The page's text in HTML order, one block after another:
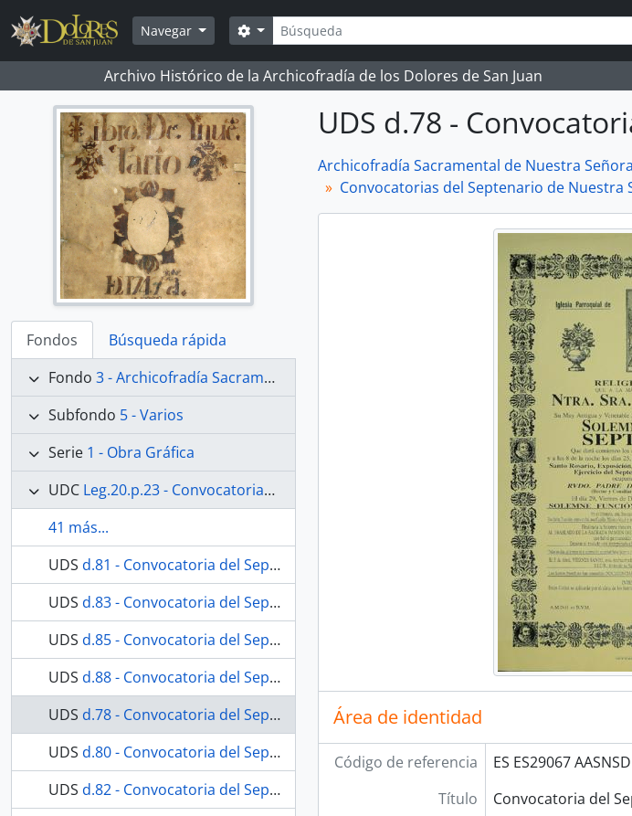
Skip to main content
Navegar
Búsqueda
Search options
Archivo Histórico de la Archicofradía de los Dolores de San Juan
Fondos
Búsqueda rápida
Fondo 3 - Archicofradía Sacramental de Nuestra Señora de los Dolores
Subfondo 5 - Varios
Serie 1 - Obra Gráfica
UDC Leg.20.p.23 - Convocatorias del Septenario de Nuestra Señora de los Dolores
41 más...
UDS d.81 - Convocatoria del Septenario de 1999
UDS d.83 - Convocatoria del Septenario de 2002
UDS d.85 - Convocatoria del Septenario de 2004
UDS d.88 - Convocatoria del Septenario de 2010
UDS d.78 - Convocatoria del Septenario de 1996
UDS d.80 - Convocatoria del Septenario de 1998
UDS d.82 - Convocatoria del Septenario de 2000
UDS d.78 -
Archicofradía Sacramental de Nuestra
Convocatorias del Septenario de Nuestra
Área de identidad
Código de referencia
ES ES29067
Título
Convocatoria del